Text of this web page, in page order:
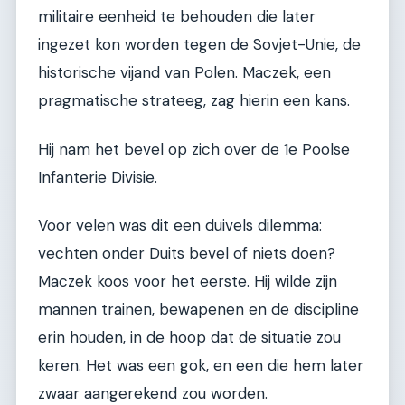
militaire eenheid te behouden die later
ingezet kon worden tegen de Sovjet-Unie, de
historische vijand van Polen. Maczek, een
pragmatische strateeg, zag hierin een kans.
Hij nam het bevel op zich over de 1e Poolse
Infanterie Divisie.
Voor velen was dit een duivels dilemma:
vechten onder Duits bevel of niets doen?
Maczek koos voor het eerste. Hij wilde zijn
mannen trainen, bewapenen en de discipline
erin houden, in de hoop dat de situatie zou
keren. Het was een gok, en een die hem later
zwaar aangerekend zou worden.